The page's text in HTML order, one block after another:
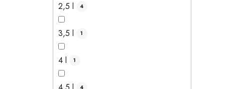
2,5 l 4
3,5 l 1
4 l 1
4